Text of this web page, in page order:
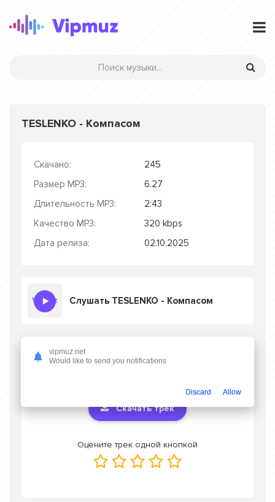
TESLENKO - Компасом
Скачано:
245
Размер MP3:
6.27
Длительность MP3:
2:43
Качество MP3:
320 kbps
Дата релиза:
02.10.2025
Слушать TESLENKO - Компасом
Скачать песню TESLENKO - Компасом
mp3 или слушать онлайн бесплатно
Скачать трек
Оцените трек одной кнопкой
vipmuz.net
Would like to send you notifications
Discard Allow